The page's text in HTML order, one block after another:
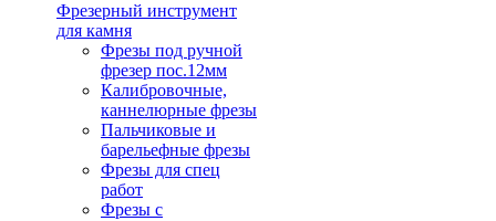
Фрезерный инструмент
для камня
Фрезы под ручной
фрезер пос.12мм
Калибровочные,
каннелюрные фрезы
Пальчиковые и
барельефные фрезы
Фрезы для спец
работ
Фрезы с